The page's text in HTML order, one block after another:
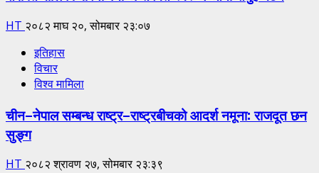
HT २०८२ माघ २०, सोमबार २३:०७
इतिहास
विचार
विश्व मामिला
चीन–नेपाल सम्बन्ध राष्ट्र–राष्ट्रबीचको आदर्श नमूना: राजदूत छन
सुङ्ग
HT २०८२ श्रावण २७, सोमबार २३:३९